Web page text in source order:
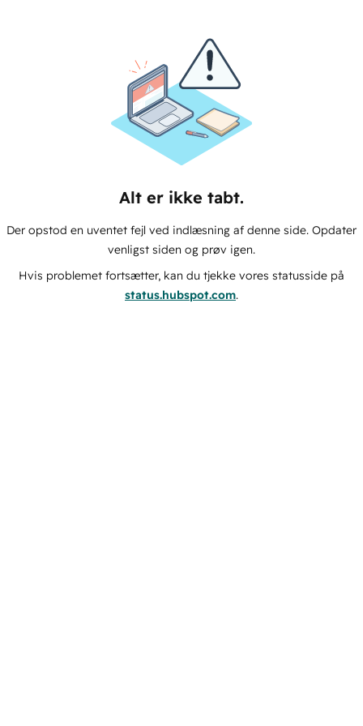
Alt er ikke tabt.
Der opstod en uventet fejl ved indlæsning af denne side. Opdater
venligst siden og prøv igen.
Hvis problemet fortsætter, kan du tjekke vores statusside på
status.hubspot.com.